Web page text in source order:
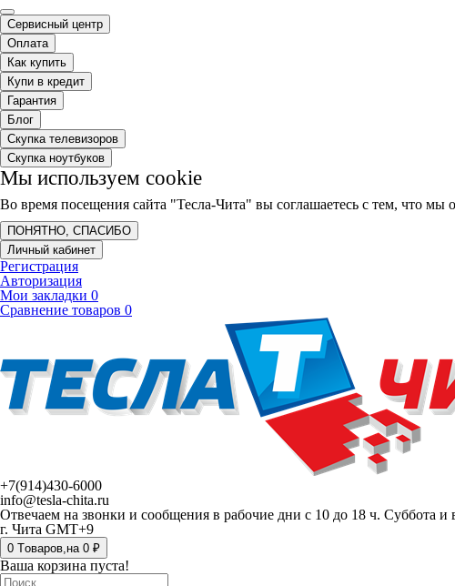
Сервисный центр
Оплата
Как купить
Купи в кредит
Гарантия
Блог
Скупка телевизоров
Скупка ноутбуков
Мы используем cookie
Во время посещения сайта "Тесла-Чита" вы соглашаетесь с тем, что
ПОНЯТНО, СПАСИБО
Личный кабинет
Регистрация
Авторизация
Мои закладки 0
Сравнение товаров 0
+7(914)430-6000
info@tesla-chita.ru
Отвечаем на звонки и сообщения в рабочие дни с 10 до 18 ч. Суббота и
г. Чита GMT+9
0 Tоваров,на 0 ₽
Ваша корзина пуста!